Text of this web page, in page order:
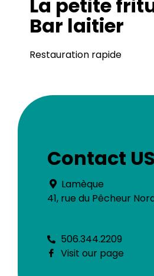
La petite
Bar laitier
Restauration rapide
Contact US
Lamèque
41, rue du Pêcheur
506.344.2209
Visit our page